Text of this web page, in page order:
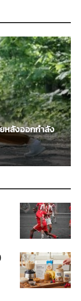
หลังออกกำลัง